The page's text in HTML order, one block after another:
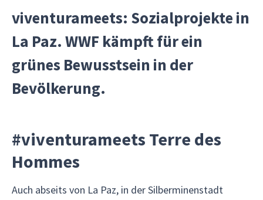
viventurameets: Sozialprojekte in
La Paz. WWF kämpft für ein
grünes Bewusstsein in der
Bevölkerung.
#viventurameets Terre des
Hommes
Auch abseits von La Paz, in der Silberminenstadt